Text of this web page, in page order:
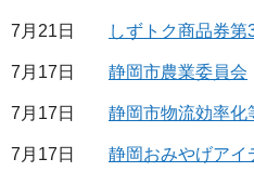
7月21日 しずトク商品券第
7月17日 静岡市農業委員会
7月17日 静岡市物流効率化
7月17日 静岡おみやげアイ